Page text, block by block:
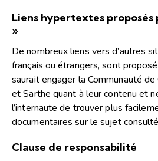
Liens hypertextes proposés
»
De nombreux liens vers d’autres
français ou étrangers, sont
saurait engager la Communauté
et Sarthe quant à leur contenu et
l’internaute de trouver plus
documentaires sur le sujet
Clause de responsabilité